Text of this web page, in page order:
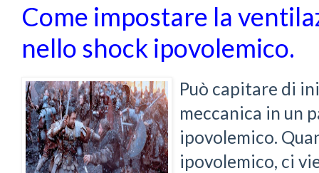
Come impostare la
nello shock ipovolemico.
Può capitare di
meccanica in un
ipovolemico.
ipovolemico, ci